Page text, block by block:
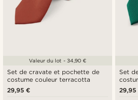
Set de cravate et pochette de
costume couleur terracotta
29,95 €
Valeur du lot - 34,90 €
Set
29,95